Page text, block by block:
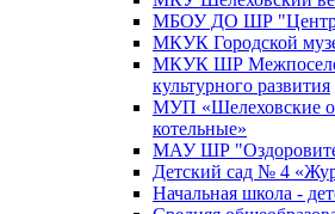
МБОУ ДО ШР "Центр
МКУК Городской
МКУК ШР
культурного развития
МУП «Шелеховские
котельные»
МАУ ШР
Детский сад № 4
Начальная школа -